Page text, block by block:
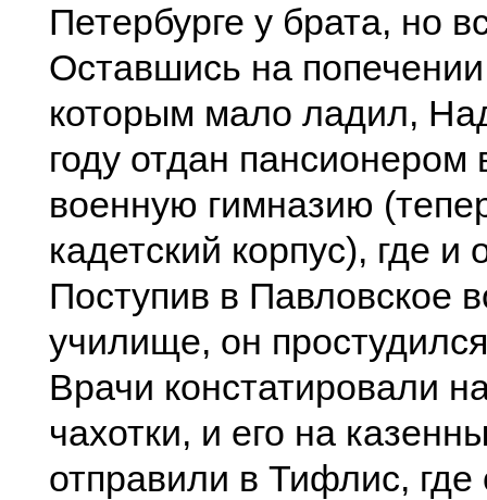
Петербурге у брата, но
Оставшись на
которым мало ладил,
году отдан пансионером
военную гимназию
кадетский корпус), где и
Поступив в Павловское
училище, он
Врачи констатировали
чахотки, и его на
отправили в Тифлис, где